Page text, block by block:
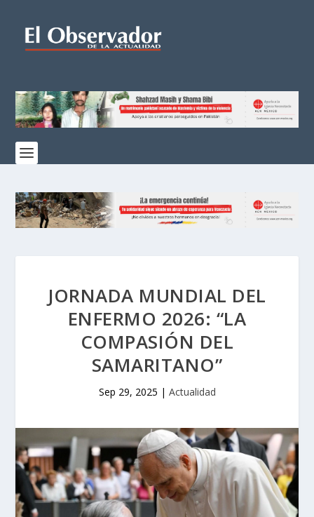
JORNADA MUNDIAL DEL
ENFERMO 2026: “LA
COMPASIÓN DEL
SAMARITANO”
Sep 29, 2025 | Actualidad